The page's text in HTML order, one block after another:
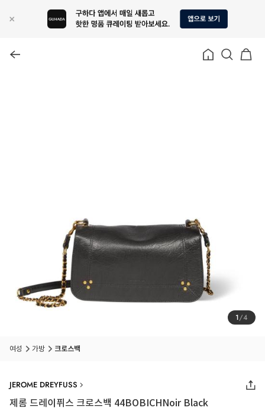
1/4
여성 가방 크로스백
JEROME DREYFUSS
제롬 드레이퓌스 크로스백 44BOBICHNoir Black